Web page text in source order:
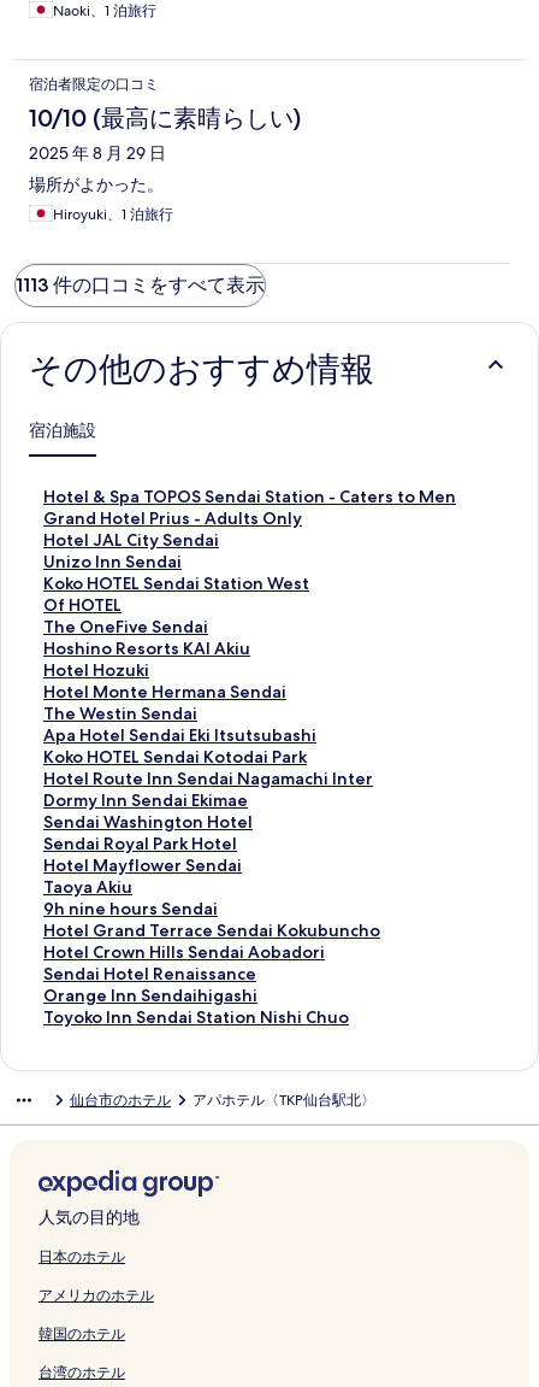
Naoki、1 泊旅行
宿泊者限定の口コミ
10/10 (最高に素晴らしい)
2025 年 8 月 29 日
場所がよかった。
Hiroyuki、1 泊旅行
1113 件の口コミをすべて表示
その他のおすすめ情報
宿泊施設
Hotel & Spa TOPOS Sendai Station - Caters to Men
H
o
t
e
l
&
S
p
a
T
O
P
O
S
S
e
n
d
a
i
S
t
a
t
i
a
r
s
o
e
の
ペ
Grand Hotel Prius - Adults Only
G
r
a
n
d
H
o
t
e
l
P
r
i
u
s
-
A
d
u
l
t
s
O
n
ペ
ー
開
く
リ
ン
Hotel JAL City Sendai
H
o
t
e
l
J
A
L
C
i
t
y
S
e
n
d
a
i
の
ペ
ー
ジ
を
ン
ク
Unizo Inn Sendai
U
n
i
z
o
I
n
n
S
e
n
d
a
i
の
ペ
ー
ジ
を
開
く
リ
Koko HOTEL Sendai Station West
K
o
k
o
H
O
T
E
L
S
e
n
d
a
i
S
t
a
t
i
o
t
ー
ジ
を
開
リ
ク
Of HOTEL
O
f
H
O
T
E
L
の
ペ
ー
ジ
を
開
く
リ
ン
ク
The OneFive Sendai
T
h
e
O
n
e
F
i
v
e
S
e
n
d
a
i
の
ペ
ー
く
リ
Hoshino Resorts KAI Akiu
H
o
s
h
i
n
o
R
e
s
o
r
t
s
K
A
I
A
の
ペ
を
開
く
リ
ク
Hotel Hozuki
H
o
t
e
l
H
o
z
u
k
i
の
ペ
ー
ジ
を
開
ク
Hotel Monte Hermana Sendai
H
o
t
e
l
M
o
n
t
e
H
e
r
m
a
n
d
の
ペ
ー
ジ
開
リ
ン
The Westin Sendai
T
h
e
W
e
s
t
i
n
S
e
n
d
a
i
ジ
を
リ
ン
ク
Apa Hotel Sendai Eki Itsutsubashi
A
p
a
H
o
t
e
l
S
e
n
d
a
i
t
t
s
b
s
i
の
Koko HOTEL Sendai Kotodai Park
K
o
k
o
H
O
T
E
L
S
e
n
d
t
a
i
a
k
ペ
ー
Hotel Route Inn Sendai Nagamachi Inter
H
o
t
e
l
R
o
u
t
e
I
n
d
N
a
a
a
h
i
Dormy Inn Sendai Ekimae
D
o
r
m
y
I
n
n
S
e
n
k
a
e
の
ペ
ジ
開
く
Sendai Washington Hotel
S
e
n
d
a
i
W
a
s
h
o
o
t
l
ペ
ジ
を
Sendai Royal Park Hotel
S
e
n
d
a
i
R
o
y
r
o
t
l
ペ
ジ
を
Hotel Mayflower Sendai
H
o
t
e
l
M
a
y
e
e
n
a
の
ー
ジ
Taoya Akiu
T
a
o
y
a
A
k
ペ
ー
開
く
リ
ン
9h nine hours Sendai
9
h
n
i
n
e
s
n
d
i
ペ
ジ
を
Hotel Grand Terrace Sendai Kokubuncho
H
o
t
e
l
d
r
r
c
S
n
d
Hotel Crown Hills Sendai Aobadori
H
o
t
e
w
i
l
s
e
d
a
Sendai Hotel Renaissance
S
e
n
o
l
R
n
i
s
a
Orange Inn Sendaihigashi
O
r
I
S
e
d
i
i
g
Toyoko Inn Sendai Station Nishi Chuo
T
o
n
S
n
a
S
t
仙台市のホテル アパホテル〈TKP仙台駅北〉
人気の目的地
日本のホテル
アメリカのホテル
韓国のホテル
台湾のホテル